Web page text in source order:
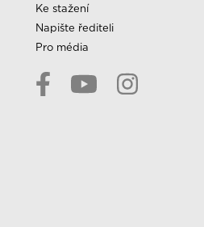
Ke stažení
Napište řediteli
Pro média